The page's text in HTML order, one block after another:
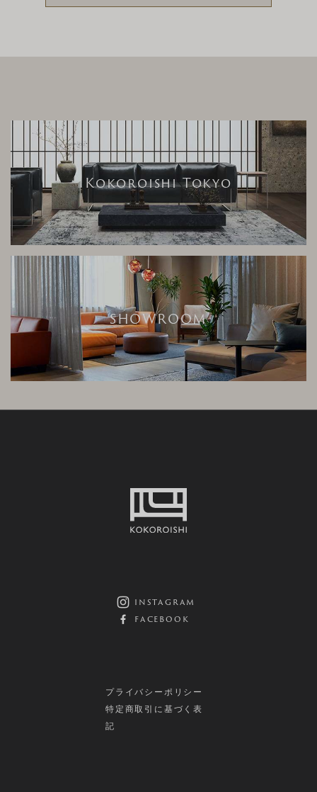
Kokoroishi Tokyo
SHOWROOM
instagram
facebook
プライバシーポリシー
特定商取引に基づく表
記